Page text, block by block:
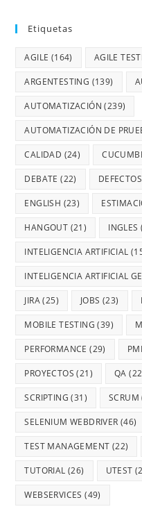
Etiquetas
AGILE (164) AGILE
ARGENTESTING (139)
AUTOMATIZACIÓN (239)
AUTOMATIZACIÓN DE
CALIDAD (24)
DEBATE (22) DEFECTOS
ENGLISH (23)
HANGOUT (21) INGLES
INTELIGENCIA ARTIFICIAL
INTELIGENCIA ARTIFICIAL
JIRA(25) JOBS (23)
MOBILE TESTING (39)
PERFORMANCE (29)
PROYECTOS (21) QA
SCRIPTING (31) SCRUM
SELENIUM WEBDRIVER (46)
TEST MANAGEMENT (22)
TUTORIAL (26) UTEST
WEBSERVICES (49)